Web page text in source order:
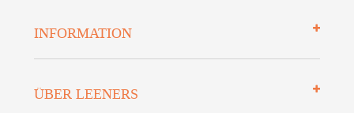
INFORMATION
ÜBER LEENERS